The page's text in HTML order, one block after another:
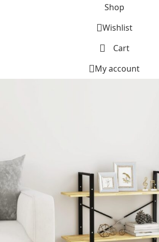
Shop
Wishlist
Cart
My account